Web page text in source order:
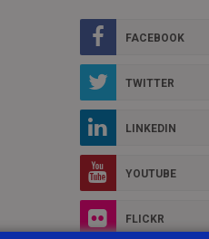
FACEBOOK
TWITTER
LINKEDIN
YOUTUBE
FLICKR